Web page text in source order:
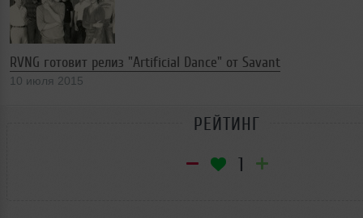
RVNG готовит релиз "Artificial Dance" от Savant
10 июля 2015
РЕЙТИНГ
1